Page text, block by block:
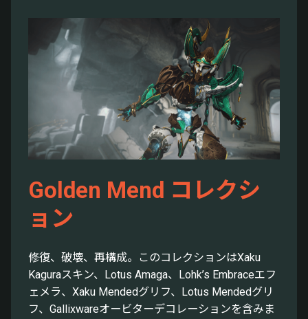
Golden Mend コレクシ
ョン
修復、破壊、再構成。このコレクションはXaku
Kaguraスキン、Lotus Amaga、Lohk’s Embraceエフ
ェメラ、Xaku Mendedグリフ、Lotus Mendedグリ
フ、Gallixwareオービターデコレーションを含みま